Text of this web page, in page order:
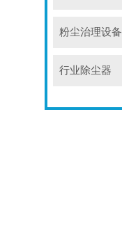
粉尘治理设备
行业除尘器